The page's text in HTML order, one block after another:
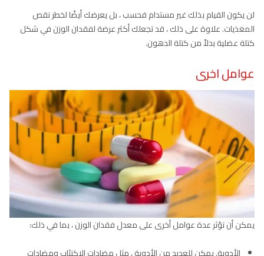
لن يكون القيام بذلك غير مستدام فحسب ، بل يعرضك أيضًا لخطر نقص
المغذيات. علاوة على ذلك ، قد تجعلك أكثر عرضة لفقدان الوزن في شكل
كتلة عضلية بدلاً من كتلة الدهون.
عوامل اخرى
يمكن أن تؤثر عدة عوامل أخرى على معدل فقدان الوزن ، بما في ذلك: